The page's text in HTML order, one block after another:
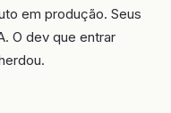
em produção. Seus
O dev que entrar